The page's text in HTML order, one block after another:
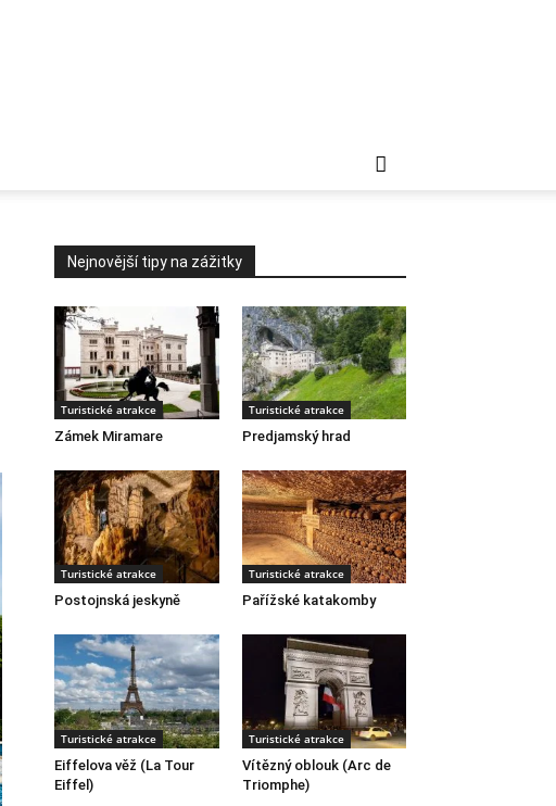
Nejnovější tipy na zážitky
Turistické atrakce
Zámek Miramare
Turistické atrakce
Predjamský hrad
Turistické atrakce
Postojnská jeskyně
Turistické atrakce
Pařížské katakomby
Turistické atrakce
Eiffelova věž (La Tour
Eiffel)
Turistické atrakce
Vítězný oblouk (Arc de
Triomphe)